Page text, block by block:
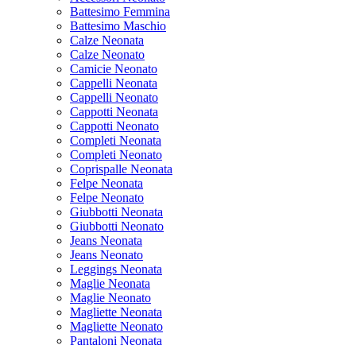
Battesimo Femmina
Battesimo Maschio
Calze Neonata
Calze Neonato
Camicie Neonato
Cappelli Neonata
Cappelli Neonato
Cappotti Neonata
Cappotti Neonato
Completi Neonata
Completi Neonato
Coprispalle Neonata
Felpe Neonata
Felpe Neonato
Giubbotti Neonata
Giubbotti Neonato
Jeans Neonata
Jeans Neonato
Leggings Neonata
Maglie Neonata
Maglie Neonato
Magliette Neonata
Magliette Neonato
Pantaloni Neonata